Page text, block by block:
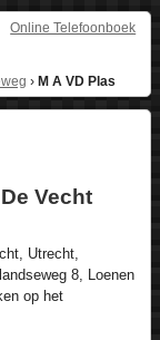
Online Telefoonboek
› M A VD Plas
Vecht
, Utrecht,
8, Loenen
op het